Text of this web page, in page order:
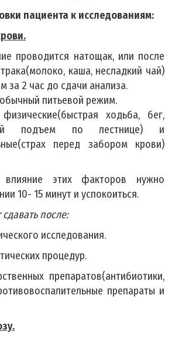
пациента к исследованиям:
проводится натощак, или после
каша, несладкий чай)
за 2 час до сдачи анализа.
питьевой режим.
ходьба, бег,
подъем по лестнице) и
перед забором крови)
влияние этих факторов нужно
10- 15 минут и успокоиться.
после:
исследования.
процедур.
препаратов(антибиотики,
препараты и